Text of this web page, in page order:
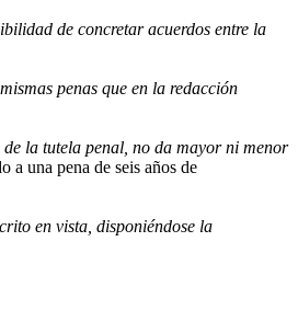
de concretar acuerdos entre la
penas que en la redacción
la tutela penal, no da mayor ni menor
a una pena de seis años de
en vista, disponiéndose la